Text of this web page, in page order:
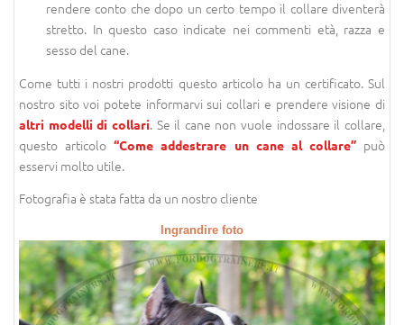
rendere conto che dopo un certo tempo il collare diventerà
stretto. In questo caso indicate nei commenti età, razza e
sesso del cane.
Come tutti i nostri prodotti questo articolo ha un certificato. Sul
nostro sito voi potete informarvi sui collari e prendere visione di
altri modelli di collari. Se il cane non vuole indossare il collare,
questo articolo“Come addestrare un cane al collare”può
esservi molto utile.
Fotografia è stata fatta da un nostro cliente
Ingrandire foto